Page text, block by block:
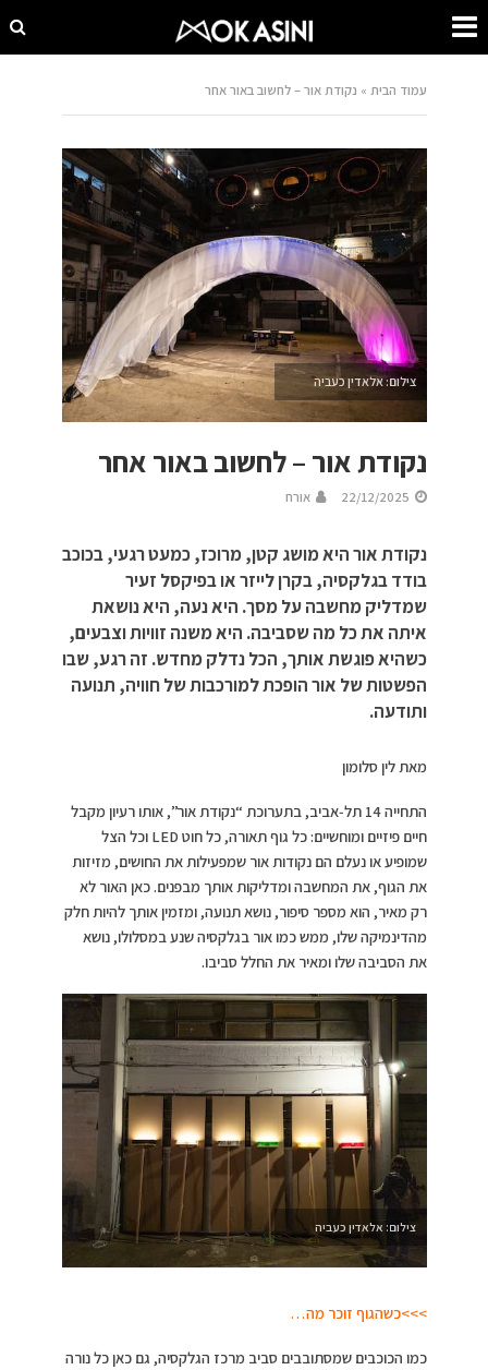
עמוד הבית » נקודת אור – לחשוב באור אחר
צילום: אלאדין כעביה
נקודת אור – לחשוב באור אחר
22/12/2025 אורח
נקודת אור היא מושג קטן, מרוכז, כמעט רגעי, בכוכב
בודד בגלקסיה, בקרן לייזר או בפיקסל זעיר
שמדליק מחשבה על מסך. היא נעה, היא נושאת
איתה את כל מה שסביבה. היא משנה זוויות וצבעים,
כשהיא פוגשת אותך, הכל נדלק מחדש. זה רגע, שבו
הפשטות של אור הופכת למורכבות של חוויה, תנועה
ותודעה.
מאת לין סלומון
התחייה 14 תל‑אביב, בתערוכת “נקודת אור”, אותו רעיון מקבל
חיים פיזיים ומוחשיים: כל גוף תאורה, כל חוט LED וכל הצל
שמופיע או נעלם הם נקודות אור שמפעילות את החושים, מזיזות
את הגוף, את המחשבה ומדליקות אותך מבפנים. כאן האור לא
רק מאיר, הוא מספר סיפור, נושא תנועה, ומזמין אותך להיות חלק
מהדינמיקה שלו, ממש כמו אור בגלקסיה שנע במסלולו, נושא
את הסביבה שלו ומאיר את החלל סביבו.
צילום: אלאדין כעביה
>>>כשהגוף זוכר מה…
כמו הכוכבים שמסתובבים סביב מרכז הגלקסיה, גם כאן כל נורה